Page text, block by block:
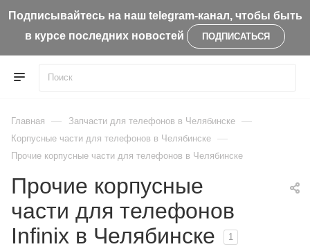
Подписывайтесь на наш telegram-канал, чтобы быть
в курсе последних новостей
ПОДПИСАТЬСЯ
Главная — Запчасти для телефонов в Челябинске —
Корпусные части для телефонов в Челябинске —
Прочие корпусные части для телефонов в Челябинске
Прочие корпусные
части для телефонов
Infinix в Челябинске
1